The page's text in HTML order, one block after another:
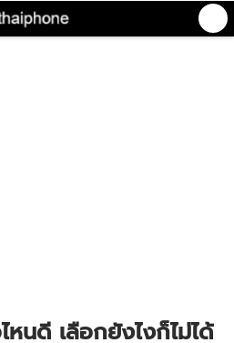
นดี เลือกยังไงก็ไม่ได้